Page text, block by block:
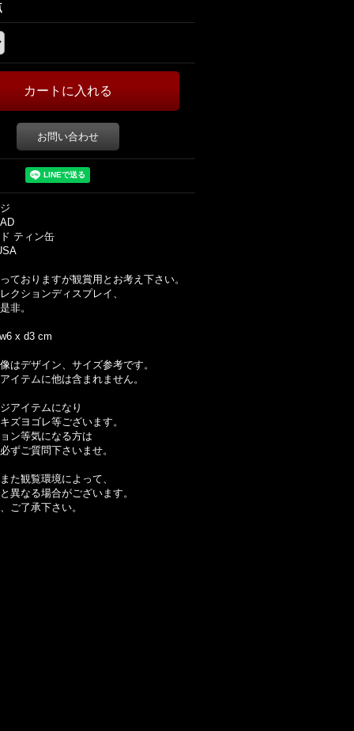
お問い合わせ
ティン缶
ておりますが観賞用とお考え下さい。
クションディスプレイ、
非。
x d3 cm
はデザイン、サイズ参考です。
イテムに他は含まれません。
アイテムになり
ズヨゴレ等ございます。
ン等気になる方は
ずご質問下さいませ。
た観覧環境によって、
異なる場合がございます。
ご了承下さい。